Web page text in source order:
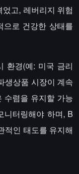
고, 레버리지 위험
로 건강한 상태를
환경(예: 미국 금리
생상품 시장이 계속
수렴을 유지할 가능
니터링해야 하며, B
적인 태도를 유지해